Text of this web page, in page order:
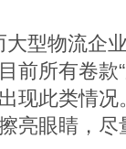
型物流企
前所有卷款
现此类情
亮眼睛，